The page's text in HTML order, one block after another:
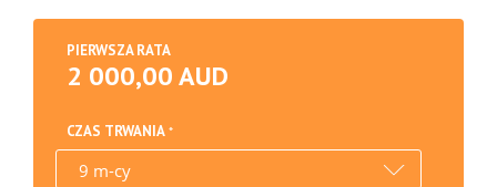
Insurance
Visas & Legal Stay
PIERWSZA RATA
2 000,00 AUD
CZAS TRWANIA